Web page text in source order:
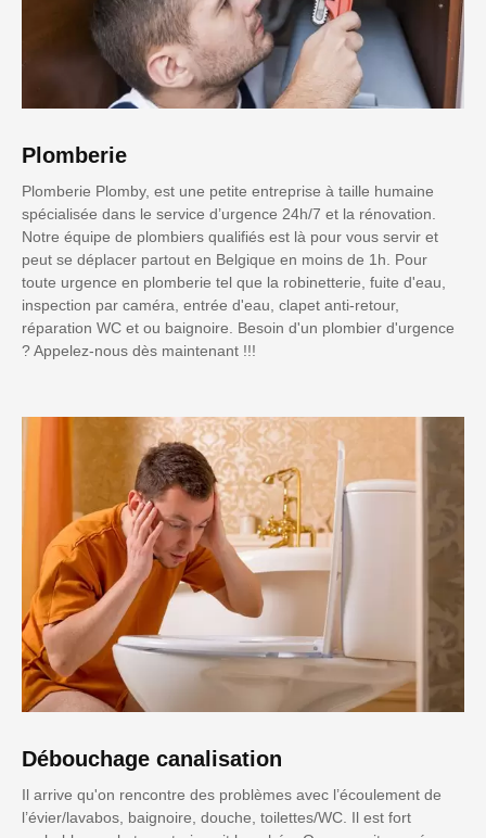
Plomberie
Plomberie Plomby, est une petite entreprise à taille humaine
spécialisée dans le service d’urgence 24h/7 et la rénovation.
Notre équipe de plombiers qualifiés est là pour vous servir et
peut se déplacer partout en Belgique en moins de 1h. Pour
toute urgence en plomberie tel que la robinetterie, fuite d'eau,
inspection par caméra, entrée d'eau, clapet anti-retour,
réparation WC et ou baignoire. Besoin d'un plombier d'urgence
? Appelez-nous dès maintenant !!!
Débouchage canalisation
Il arrive qu'on rencontre des problèmes avec l’écoulement de
l’évier/lavabos, baignoire, douche, toilettes/WC. Il est fort